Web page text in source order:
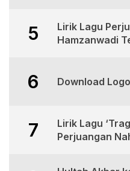
5
Lirik Lagu
Hamzanwadi
6 Download
7
Lirik Lagu
Perjuangan